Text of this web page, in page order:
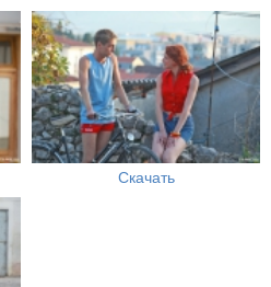
Скачать